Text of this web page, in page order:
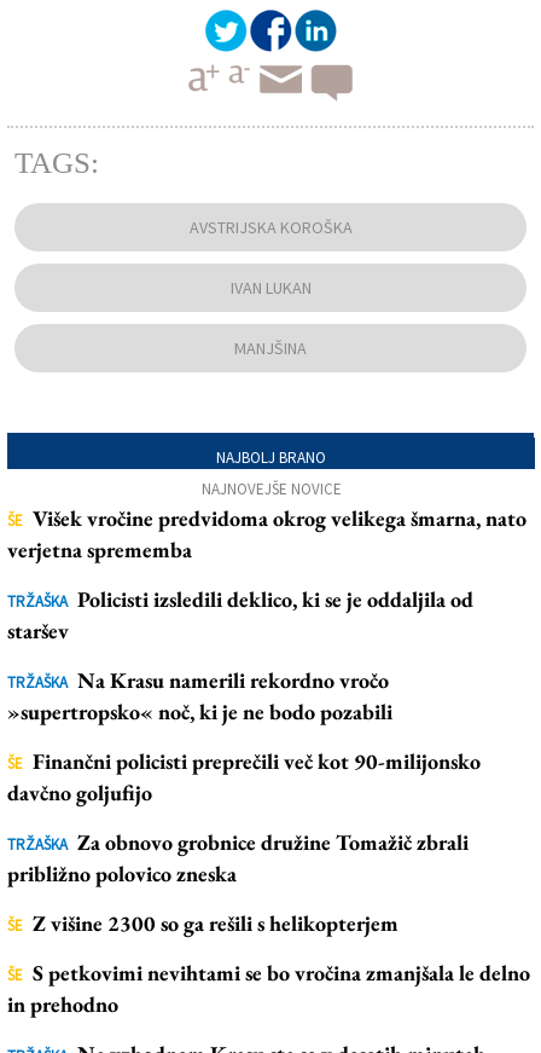
TAGS:
AVSTRIJSKA KOROŠKA
IVAN LUKAN
MANJŠINA
NAJBOLJ BRANO
NAJNOVEJŠE NOVICE
ŠE Višek vročine predvidoma okrog velikega šmarna, nato
verjetna sprememba
TRŽAŠKA Policisti izsledili deklico, ki se je oddaljila od
staršev
TRŽAŠKA Na Krasu namerili rekordno vročo
»supertropsko« noč, ki je ne bodo pozabili
ŠE Finančni policisti preprečili več kot 90-milijonsko
davčno goljufijo
TRŽAŠKA Za obnovo grobnice družine Tomažič zbrali
približno polovico zneska
ŠE Z višine 2300 so ga rešili s helikopterjem
ŠE S petkovimi nevihtami se bo vročina zmanjšala le delno
in prehodno